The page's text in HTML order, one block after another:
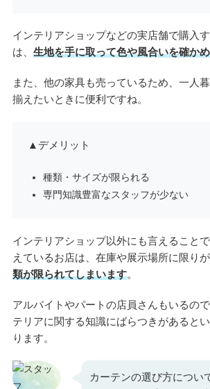
インテリアショップなどの実店舗で購入
は、 生地を手に取って色や風合いを確か
また、他の家具も売っているため、一人
揃えたいときに便利ですね。
▲デメリット
種類・サイズが限られる
専門知識豊富なスタッフが少ない
インテリアショップ以外にも言えること
えているお店は、在庫や展示場所に限り
類が限られてしまいます。
アルバイトやパートの店員さんもいるの
テリアに関する知識にばらつきがあると
ります。
カーテンの選び方につい